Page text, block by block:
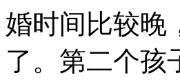
婚时间比较晚
了。第二个孩